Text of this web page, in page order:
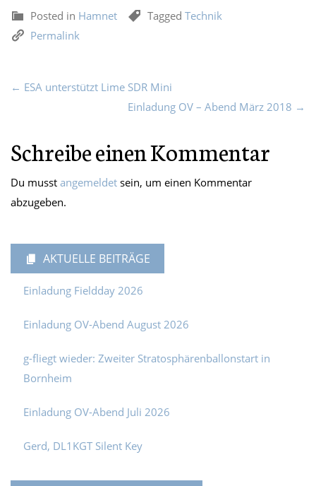
Posted in Hamnet Tagged Technik
Permalink
← ESA unterstützt Lime SDR Mini
Einladung OV – Abend März 2018 →
Schreibe einen Kommentar
Du musst angemeldet sein, um einen Kommentar
abzugeben.
AKTUELLE BEITRÄGE
Einladung Fieldday 2026
Einladung OV-Abend August 2026
g-fliegt wieder: Zweiter Stratosphärenballonstart in
Bornheim
Einladung OV-Abend Juli 2026
Gerd, DL1KGT Silent Key